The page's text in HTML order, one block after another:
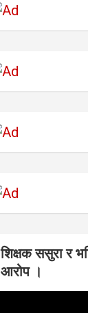
शिक्षक ससुरा र
आरोप ।